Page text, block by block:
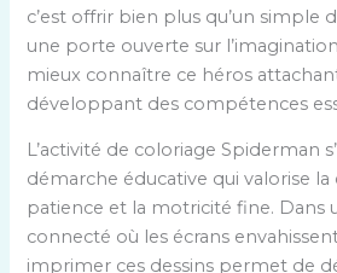
c’est offrir bien plus qu’un simple
une porte ouverte sur
mieux connaître ce héros
développant des compétences
L’activité de coloriage Spiderman
démarche éducative qui valorise
patience et la motricité fine. Dans
connecté où les écrans
imprimer ces dessins permet de